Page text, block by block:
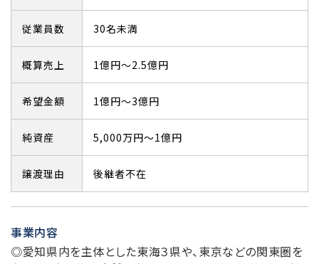
従業員数 30名未満
概算売上 1億円～2.5億円
希望金額 1億円～3億円
純資産 5,000万円～1億円
譲渡理由 後継者不在
事業内容
◎愛知県内を主体とした東海３県や、東京などの関東圏を